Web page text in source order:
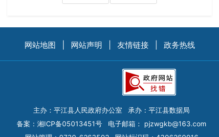
网站地图 网站声明 友情链接 政务热线
主办：平江县人民政府办公室
承办：平江县数据局
备案： 湘ICP备05013451号 电子邮箱： pjzwgkb@163.com